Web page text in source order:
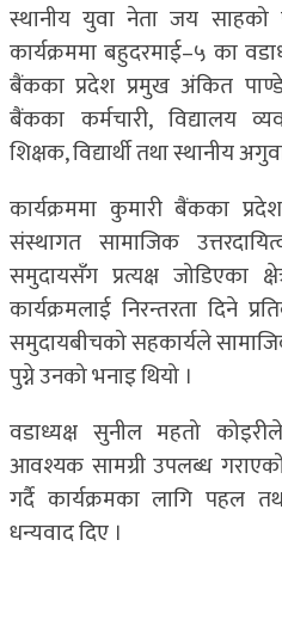
स्थानीय युवा नेता जय
कार्यक्रममा बहुदरमाई–५ का
बैंकका प्रदेश प्रमुख अंकित
बैंकका कर्मचारी, विद्यालय
शिक्षक, विद्यार्थी तथा स्थानीय
कार्यक्रममा कुमारी बैंकका
संस्थागत सामाजिक
समुदायसँग प्रत्यक्ष जोडिएका
कार्यक्रमलाई निरन्तरता दिने
समुदायबीचको सहकार्यले
पुग्ने उनको भनाइ थियो ।
वडाध्यक्ष सुनील महतो कोइरीले
आवश्यक सामग्री उपलब्ध
गर्दै कार्यक्रमका लागि पहल
धन्यवाद दिए ।